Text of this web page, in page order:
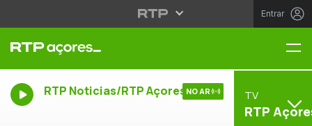
Entrar
RTP Noticias/RTP Açores NO AR TV
RTP